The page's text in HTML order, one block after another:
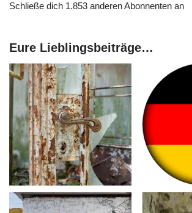
Schließe dich 1.853 anderen Abonnenten an
Eure Lieblingsbeiträge…